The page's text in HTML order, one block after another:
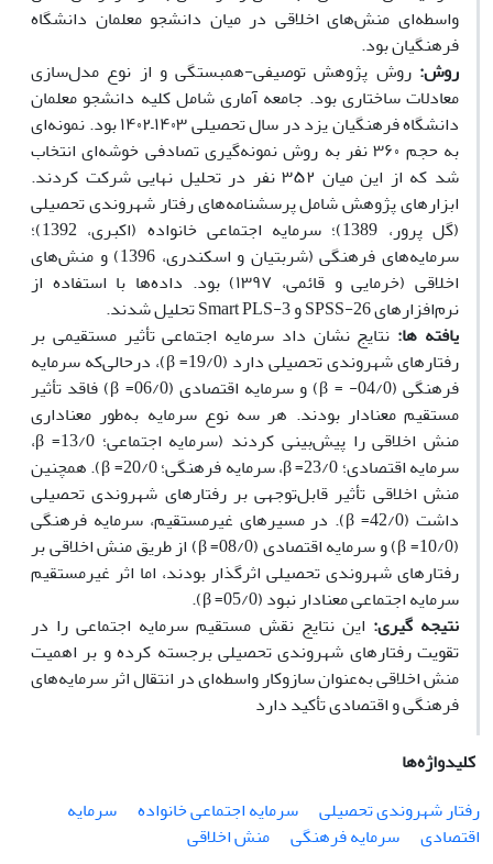
واسطه‌ای منش‌های اخلاقی در میان دانشجو معلمان دانشگاه
فرهنگیان بود.
روش:روش پژوهش توصیفی-همبستگی و از نوع مدل‌سازی
معادلات ساختاری بود. جامعه آماری شامل کلیه دانشجو معلمان
دانشگاه فرهنگیان یزد در سال تحصیلی ۱۴۰۳
–
۱۴۰۲ بود. نمونه‌ای
به حجم ۳۶۰ نفر به روش نمونه‌گیری تصادفی خوشه‌ای انتخاب
شد که از این میان ۳۵۲ نفر در تحلیل نهایی شرکت کردند.
ابزارهای پژوهش شامل پرسشنامه‌هایرفتار شهروندی تحصیلی
(گل پرور، 1389)
؛ سرمایه اجتماعی خانواده (اکبری، 1392)؛
سرمایه‌های فرهنگی (شربتیان و اسکندری، 1396) و منش‌های
اخلاقی (خرمایی و قائمی، ۱۳۹۷) بود. داده‌ها با استفاده از
نرم‌افزارهایSPSS-26وSmart PLS-3تحلیل شدند.
یافته­ ها: نتایج نشان داد سرمایه اجتماعی تأثیر مستقیمی بر
رفتارهای شهروندی تحصیلی دارد (19/0
β =
)، درحالی‌که سرمایه
فرهنگی (04/0-
(β = و سرمایه اقتصادی (0
6/0
β =
) فاقد تأثیر
مستقیم معنادار بودند. هر سه نوع سرمایه به‌طور معناداری
منش اخلاقی را پیش‌بینی کردند (سرمایه اجتماعی؛ 13/0 β =،
سرمایه اقتصادی؛ 23/0
β =، سرمایه فرهنگی؛ 20/0 β =
).همچنین
منش اخلاقی تأثیر قابل‌توجهی بر رفتارهای شهروندی تحصیلی
داشت (42/0
β =). در مسیرهای غیرمستقیم، سرمایه فرهنگی
(10/0
β =) و سرمایه اقتصادی (08/0 β =
) از طریق منش اخلاقی بر
رفتارهای شهروندی تحصیلی اثرگذار بودند، اما اثر غیرمستقیم
سرمایه اجتماعی معنادار نبود (05/0
β =
)
.
نتیجه­ گیری: این نتایج نقش مستقیم سرمایه اجتماعی را در
تقویت رفتارهای شهروندی تحصیلی برجسته کرده و بر اهمیت
منش اخلاقی به‌عنوان سازوکار واسطه‌ای در انتقال اثر سرمایه‌های
فرهنگی و اقتصادی تأکید دارد
کلیدواژه‌ها
رفتار شهروندی تحصیلی
سرمایه اجتماعی خانواده
سرمایه
اقتصادی
سرمایه فرهنگی
منش اخلاقی